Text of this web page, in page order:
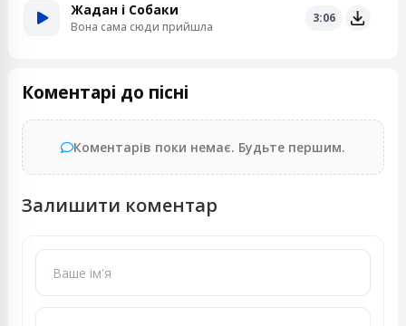
Жадан і Собаки
Вона сама сюди прийшла
3:06
Коментарі до пісні
Коментарів поки немає. Будьте першим.
Залишити коментар